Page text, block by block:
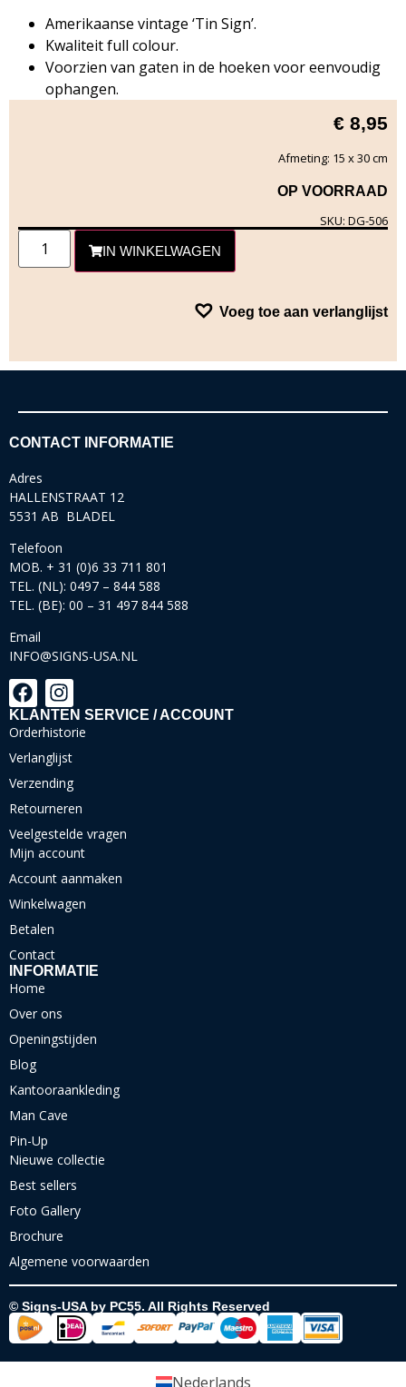
Amerikaanse vintage ‘Tin Sign’.
Kwaliteit full colour.
Voorzien van gaten in de hoeken voor eenvoudig
ophangen.
€ 8,95
Afmeting: 15 x 30 cm
OP VOORRAAD
SKU: DG-506
IN WINKELWAGEN
Voeg toe aan verlanglijst
CONTACT INFORMATIE
Adres
HALLENSTRAAT 12
5531 AB BLADEL
Telefoon
MOB. + 31 (0)6 33 711 801
TEL. (NL): 0497 – 844 588
TEL. (BE): 00 – 31 497 844 588
Email
INFO@SIGNS-USA.NL
KLANTEN SERVICE / ACCOUNT
Orderhistorie
Verlanglijst
Verzending
Retourneren
Veelgestelde vragen
Mijn account
Account aanmaken
Winkelwagen
Betalen
Contact
INFORMATIE
Home
Over ons
Openingstijden
Blog
Kantooraankleding
Man Cave
Pin-Up
Nieuwe collectie
Best sellers
Foto Gallery
Brochure
Algemene voorwaarden
© Signs-USA by PC55. All Rights Reserved
Nederlands